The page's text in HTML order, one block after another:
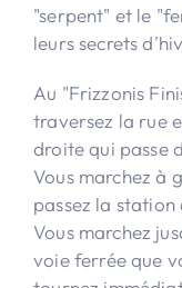
"serpent" et le
leurs secrets
Au "Frizzonis
traversez la rue
droite qui passe
Vous marchez à
passez la
Vous marchez
voie ferrée que